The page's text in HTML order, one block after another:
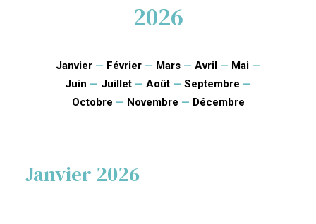
2026
Janvier — Février — Mars — Avril — Mai —
Juin — Juillet — Août — Septembre —
Octobre — Novembre — Décembre
Janvier 2026